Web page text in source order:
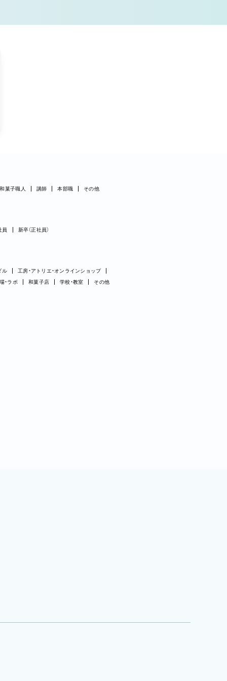
和菓子職人 講師 本部職 その他
員 新卒（正社員）
ル
工房・アトリエ・オンラインショップ
・ラボ 和菓子店 学校・教室 その他